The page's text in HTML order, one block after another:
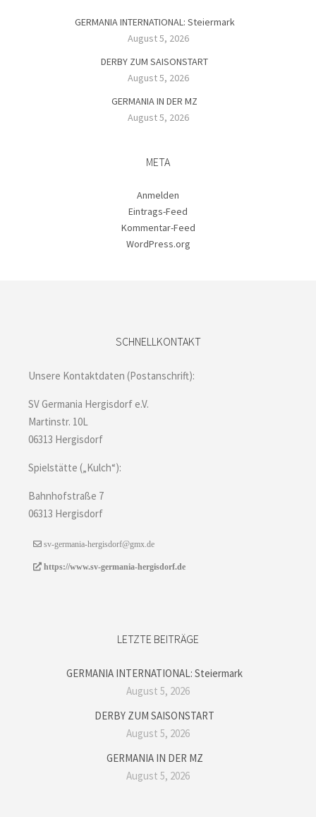
GERMANIA INTERNATIONAL: Steiermark
August 5, 2026
DERBY ZUM SAISONSTART
August 5, 2026
GERMANIA IN DER MZ
August 5, 2026
META
Anmelden
Eintrags-Feed
Kommentar-Feed
WordPress.org
SCHNELLKONTAKT
Unsere Kontaktdaten (Postanschrift):
SV Germania Hergisdorf e.V.
Martinstr. 10L
06313 Hergisdorf
Spielstätte („Kulch“):
Bahnhofstraße 7
06313 Hergisdorf
sv-germania-hergisdorf@gmx.de
https://www.sv-germania-hergisdorf.de
LETZTE BEITRÄGE
GERMANIA INTERNATIONAL: Steiermark
August 5, 2026
DERBY ZUM SAISONSTART
August 5, 2026
GERMANIA IN DER MZ
August 5, 2026